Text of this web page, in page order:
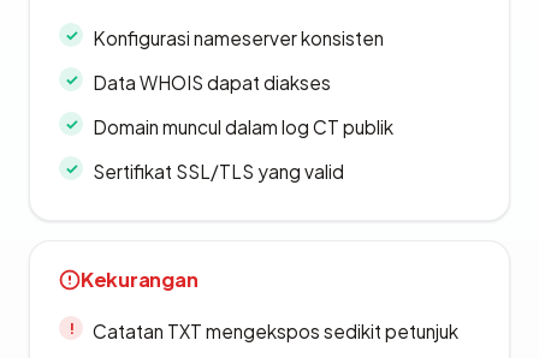
Konfigurasi nameserver konsisten
Data WHOIS dapat diakses
Domain muncul dalam log CT publik
Sertifikat SSL/TLS yang valid
Kekurangan
Catatan TXT mengekspos sedikit petunjuk